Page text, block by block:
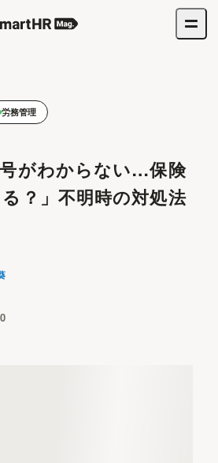
労務管理
号がわからない…保険
？」不明時の対処法